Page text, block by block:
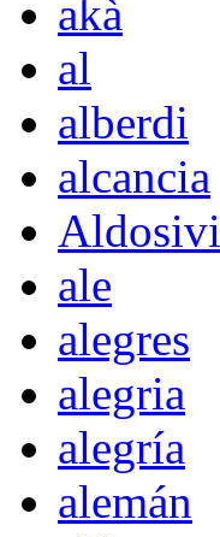
akà
al
alberdi
alcancia
Aldosivi
ale
alegres
alegria
alegría
alemán